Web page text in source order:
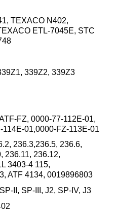
TEXACO N402,
ETL-7045E, STC
339Z2, 339Z3
FZ, 0000-77-112E-01,
01,0000-FZ-113E-01
236.3,236.5, 236.6,
236.11, 236.12,
3403-4 115,
ATF 4134, 0019896803
II, SP-III, J2, SP-IV, J3